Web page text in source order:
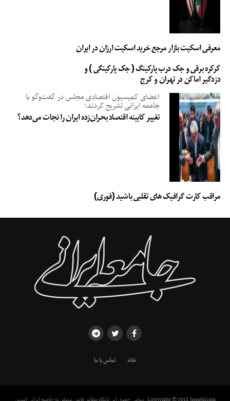
معرفی اسکیت بازار مرجع خرید اسکیت ارزان در ایران
کرکره برقی و جک درب پارکینگ ( جک پارکینگی ) و
دزدگیر اماکن در تهران و کرج
اعضای کمیسیون اقتصادی مجلس در گفت‌وگو با
جامعه ایرانی تشریح کردند:
تغییر کابینه اقتصاد بحران‌زده ایران را نجات می‌دهد؟
مراقب کارت گرافیک های تقلبی باشید (فوری)
خانه تماس با ما